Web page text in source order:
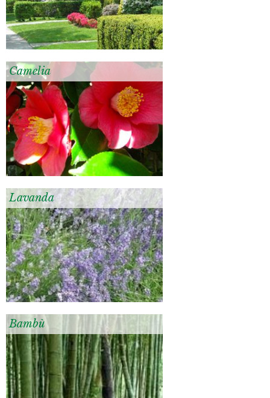
Camelia
Lavanda
Bambù